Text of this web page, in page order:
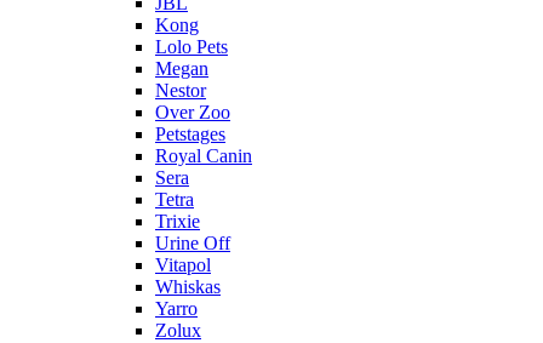
Kong
Lolo Pets
Megan
Nestor
Over Zoo
Petstages
Royal Canin
Sera
Tetra
Trixie
Urine Off
Vitapol
Whiskas
Yarro
Zolux